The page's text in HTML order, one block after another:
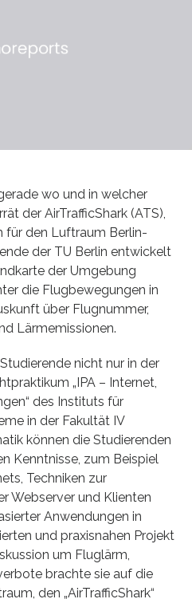
wo und in welcher
der AirTrafficShark (ATS),
für den Luftraum Berlin-
der TU Berlin entwickelt
der Umgebung
die Flugbewegungen in
über Flugnummer,
Lärmemissionen.
nicht nur in der
„IPA – Internet,
des Instituts für
in der Fakultät IV
können die Studierenden
Kenntnisse, zum Beispiel
Techniken zur
Webserver und Klienten
Anwendungen in
und praxisnahen Projekt
um Fluglärm,
brachte sie auf die
den „AirTrafficShark“